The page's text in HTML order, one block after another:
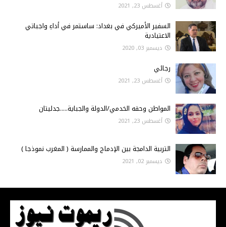
أغسطس 23, 2021
السفير الأميركي في بغداد: ساستمر في أداءِ واجباتي
الاعتيادية
ديسمبر 03, 2020
رجائي
أغسطس 23, 2021
المواطن وحقه الخدمي/الدولة والجباية.....جدليتان
أغسطس 23, 2021
التربية الدامجة بين الإدماج والممارسة ( المغرب نموذجا )
ديسمبر 02, 2021